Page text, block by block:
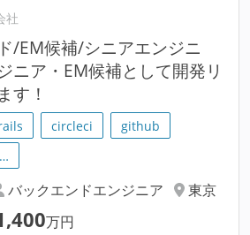
社
/EM候補/シニアエンジニ
ニア・EM候補として開発リ
す！
circleci
github
…
バックエンドエンジニア
東京
万円